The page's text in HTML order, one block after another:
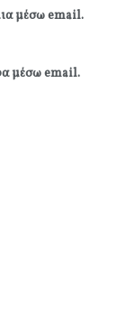
μέσω email.
μέσω email.